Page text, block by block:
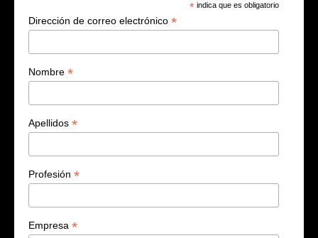
* indica que es obligatorio
Dirección de correo electrónico *
Nombre *
Apellidos *
Profesión *
Empresa *